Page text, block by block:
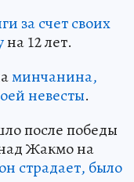
за счет своих
на 12 лет.
минчанина,
невесты.
после победы
Жакмо на
страдает, было